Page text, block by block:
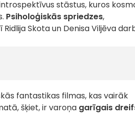
stāstus, kuros
Psiholoģiskās spriedzes,
Skota un Denisa Viljēva
fantastikas filmas, kas vairāk
šķiet, ir varoņa garīgais